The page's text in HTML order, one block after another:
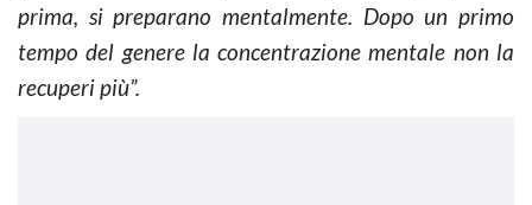
prima, si preparano mentalmente. Dopo un primo
tempo del genere la concentrazione mentale non la
recuperi più”.